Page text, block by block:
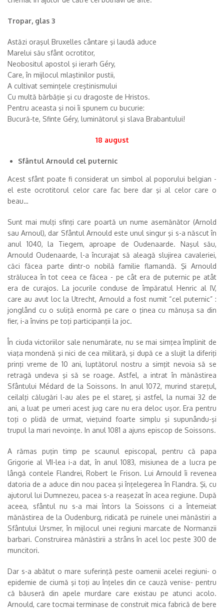
Tropar, glas 3
Astăzi oraşul Bruxelles cântare şi laudă aduce
Marelui său sfânt ocrotitor,
Neobositul apostol şi ierarh Géry,
Care, în mijlocul mlaştinilor pustii,
A cultivat seminţele creştinismului
Cu multă bărbăţie şi cu dragoste de Hristos.
Pentru aceasta şi noi îi spunem cu bucurie:
Bucură-te, Sfinte Géry, luminătorul şi slava Brabantului!
18 august
Sfântul Arnould cel puternic
Acest sfânt poate fi considerat un simbol al poporului belgian -
el este ocrotitorul celor care fac bere dar şi al celor care o
beau…
Sunt mai mulţi sfinţi care poartă un nume asemănător (Arnold
sau Arnoul), dar Sfântul Arnould este unul singur şi s-a născut în
anul 1040, la Tiegem, aproape de Oudenaarde. Naşul său,
Arnould Oudenaarde, l-a încurajat să aleagă slujirea cavaleriei,
căci făcea parte dintr-o nobilă familie flamandă. Şi Arnould
strălucea în tot ceea ce făcea - pe cât era de puternic pe atât
era de curajos. La jocurile conduse de împăratul Henric al IV,
care au avut loc la Utrecht, Arnould a fost numit “cel puternic” :
jonglând cu o suliţă enormă pe care o ţinea cu mănuşa sa din
fier, i-a învins pe toţi participanţii la joc.
În ciuda victoriilor sale nenumărate, nu se mai simţea împlinit de
viaţa mondenă şi nici de cea militară, şi după ce a slujit la diferiţi
prinţi vreme de 10 ani, luptătorul nostru a simţit nevoia să se
retragă undeva şi să se roage. Astfel, a intrat în mănăstirea
Sfântului Médard de la Soissons. In anul 1072, murind stareţul,
ceilalţi călugări l-au ales pe el stareţ, şi astfel, la numai 32 de
ani, a luat pe umeri acest jug care nu era deloc uşor. Era pentru
toţi o plidă de urmat, vieţuind foarte simplu şi supunându-şi
trupul la mari nevoinţe. In anul 1081 a ajuns episcop de Soissons.
A rămas puţin timp pe scaunul episcopal, pentru că papa
Grigorie al VII-lea i-a dat, în anul 1083, misiunea de a lucra pe
lângă contele Flandrei, Robert le Frison. Lui Arnould îi revenea
datoria de a aduce din nou pacea şi înţelegerea în Flandra. Şi, cu
ajutorul lui Dumnezeu, pacea s-a reaşezat în acea regiune. După
aceea, sfântul nu s-a mai întors la Soissons ci a întemeiat
mănăstirea de la Oudenburg, ridicată pe ruinele unei mănăstiri a
Sfântului Ursmer, în mijlocul unei regiuni marcate de Normanzii
barbari. Construirea mănăstirii a strâns în acel loc peste 300 de
muncitori.
Dar s-a abătut o mare suferinţă peste oamenii acelei regiuni- o
epidemie de ciumă şi toţi au înţeles din ce cauză venise- pentru
că băuseră din apele murdare care existau pe atunci acolo.
Arnould, care tocmai terminase de construit mica fabrică de bere